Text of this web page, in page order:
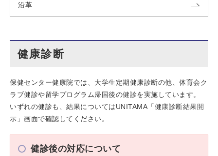
沿革
健康診断
保健センター健康院では、大学生定期健康診断の他、体育会ク
ラブ健診や留学プログラム帰国後の健診を実施しています。
いずれの健診も、結果についてはUNITAMA「健康診断結果開
示」画面で確認してください。
健診後の対応について